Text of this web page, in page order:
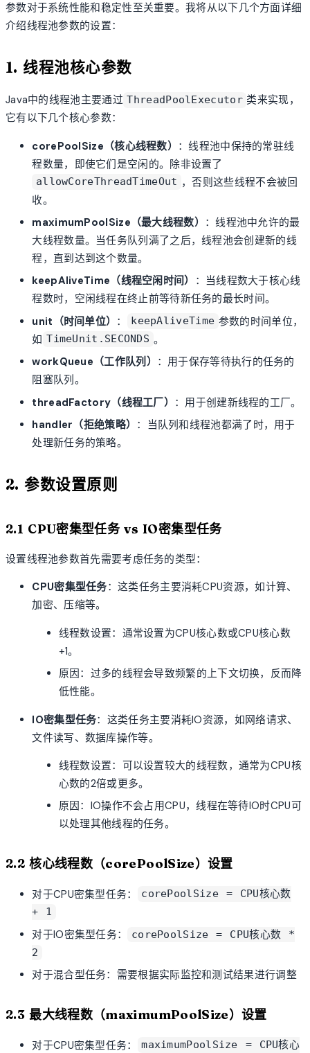
参数对于系统性能和稳定性至关重要。我将从以下几个方面详细
介绍线程池参数的设置：
1. 线程池核心参数
Java中的线程池主要通过 ThreadPoolExecutor 类来实现，
它有以下几个核心参数：
corePoolSize（核心线程数） ：线程池中保持的常驻线
程数量，即使它们是空闲的。除非设置了
allowCoreThreadTimeOut ，否则这些线程不会被回
收。
maximumPoolSize（最大线程数） ：线程池中允许的最
大线程数量。当任务队列满了之后，线程池会创建新的线
程，直到达到这个数量。
keepAliveTime（线程空闲时间）
：当线程数大于核心线
程数时，空闲线程在终止前等待新任务的最长时间。
unit（时间单位） ： keepAliveTime 参数的时间单位，
如 TimeUnit.SECONDS 。
workQueue（工作队列） ：用于保存等待执行的任务的
阻塞队列。
threadFactory（线程工厂） ：用于创建新线程的工厂。
handler（拒绝策略） ：当队列和线程池都满了时，用于
处理新任务的策略。
2. 参数设置原则
2.1 CPU密集型任务 vs IO密集型任务
设置线程池参数首先需要考虑任务的类型：
CPU密集型任务：这类任务主要消耗CPU资源，如计算、
加密、压缩等。
线程数设置：通常设置为CPU核心数或CPU核心数
+1。
原因：过多的线程会导致频繁的上下文切换，反而降
低性能。
IO密集型任务：这类任务主要消耗IO资源，如网络请求、
文件读写、数据库操作等。
线程数设置：可以设置较大的线程数，通常为CPU核
心数的2倍或更多。
原因：IO操作不会占用CPU，线程在等待IO时CPU可
以处理其他线程的任务。
2.2 核心线程数（corePoolSize）设置
对于CPU密集型任务：
corePoolSize = CPU核心数
+ 1
对于IO密集型任务：
corePoolSize = CPU核心数 *
2
对于混合型任务：需要根据实际监控和测试结果进行调整
2.3 最大线程数（maximumPoolSize）设置
对于CPU密集型任务：
maximumPoolSize = CPU核心